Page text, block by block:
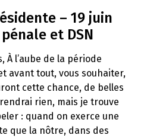
– 19 juin
et DSN
À l’aube de la période
avant tout, vous souhaiter,
cette chance, de belles
rien, mais je trouve
: quand on exerce une
que la nôtre, dans des